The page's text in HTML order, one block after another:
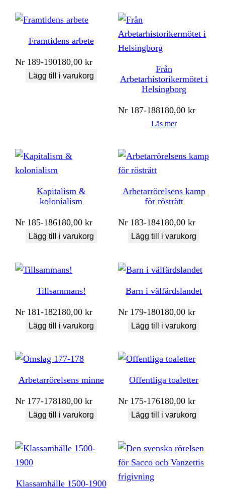
Framtidens arbete
Nr 189-190180,00kr
Lägg till i varukorg
Från
Arbetarhistorikermötet i
Helsingborg
Nr 187-188180,00kr
Läs mer
Kapitalism &
kolonialism
Nr 185-186180,00kr
Lägg till i varukorg
Arbetarrörelsens kamp
för rösträtt
Nr 183-184180,00kr
Lägg till i varukorg
Tillsammans!
Nr 181-182180,00kr
Lägg till i varukorg
Barn i välfärdslandet
Nr 179-180180,00kr
Lägg till i varukorg
Arbetarrörelsens minne
Nr 177-178180,00kr
Lägg till i varukorg
Offentliga toaletter
Nr 175-176180,00kr
Lägg till i varukorg
Klassamhälle 1500-1900